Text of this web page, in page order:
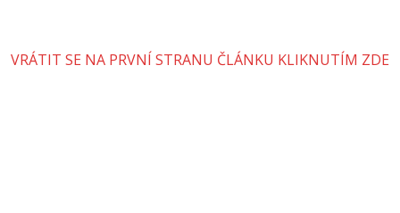
VRÁTIT SE NA PRVNÍ STRANU ČLÁNKU KLIKNUTÍM ZDE